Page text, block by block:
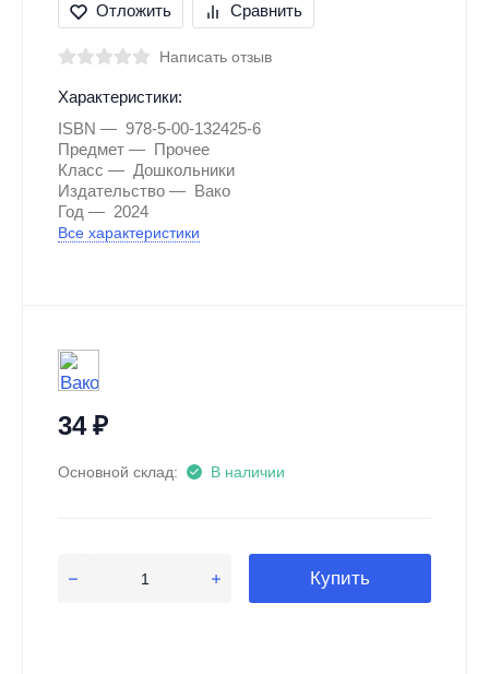
Отложить Сравнить
Написать отзыв
Характеристики:
ISBN
978-5-00-132425-6
Предмет
Прочее
Класс
Дошкольники
Издательство
Вако
Год
2024
Все характеристики
34₽
Основной склад: В наличии
Купить